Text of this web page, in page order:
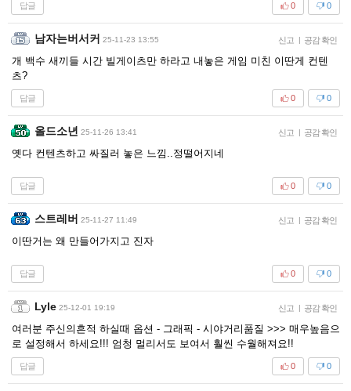
답글 0
0
남자는버서커 25-11-23 13:55 신고 | 공감 확인
개 백수 새끼들 시간 빌게이츠만 하라고 내놓은 게임 미친 이딴게 컨텐
츠?
답글 0
0
올드소년 25-11-26 13:41 신고 | 공감 확인
옛다 컨텐츠하고 싸질러 놓은 느낌..정떨어지네
답글 0
0
스트레버 25-11-27 11:49 신고 | 공감 확인
이딴거는 왜 만들어가지고 진자
답글 0
0
Lyle 25-12-01 19:19 신고 | 공감 확인
여러분 주신의흔적 하실때 옵션 - 그래픽 - 시야거리품질 >>> 매우높음으
로 설정해서 하세요!!! 엄청 멀리서도 보여서 훨씬 수월해져요!!
답글 0
0